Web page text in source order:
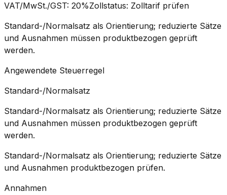
VAT/MwSt./GST: 20%Zollstatus: Zolltarif prüfen
Standard-/Normalsatz als Orientierung; reduzierte Sätze
und Ausnahmen müssen produktbezogen geprüft
werden.
Angewendete Steuerregel
Standard-/Normalsatz
Standard-/Normalsatz als Orientierung; reduzierte Sätze
und Ausnahmen müssen produktbezogen geprüft
werden.
Standard-/Normalsatz als Orientierung; reduzierte Sätze
und Ausnahmen produktbezogen prüfen.
Annahmen